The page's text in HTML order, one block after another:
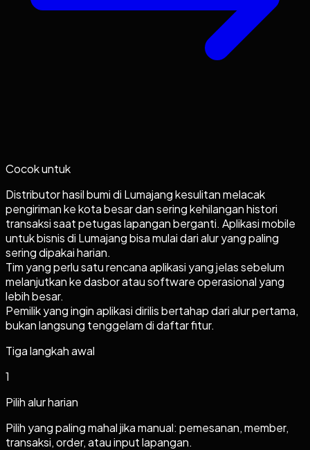
Cocok untuk
Distributor hasil bumi di Lumajang kesulitan melacak
pengiriman ke kota besar dan sering kehilangan histori
transaksi saat petugas lapangan berganti. Aplikasi mobile
untuk bisnis di Lumajang bisa mulai dari alur yang paling
sering dipakai harian.
Tim yang perlu satu rencana aplikasi yang jelas sebelum
melanjutkan ke dasbor atau software operasional yang
lebih besar.
Pemilik yang ingin aplikasi dirilis bertahap dari alur pertama,
bukan langsung tenggelam di daftar fitur.
Tiga langkah awal
1
Pilih alur harian
Pilih yang paling mahal jika manual: pemesanan, member,
transaksi, order, atau input lapangan.